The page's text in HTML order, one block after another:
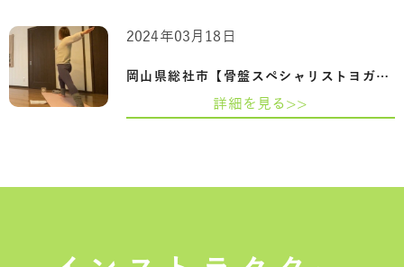
岡山県総社市【骨盤スペシャリストヨガ資…
2024年03月18日
詳細を見る>>